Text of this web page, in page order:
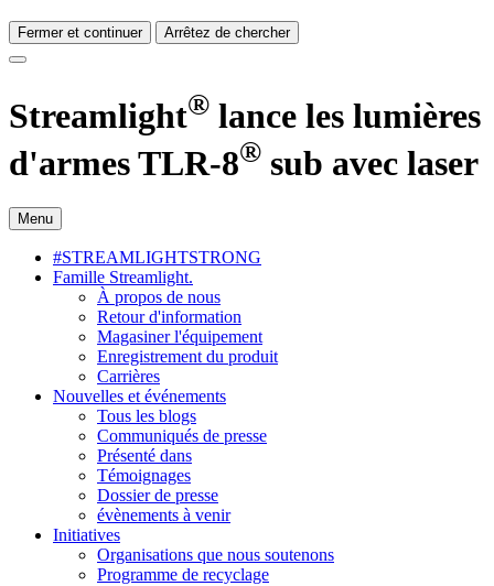
Fermer et continuer Arrêtez de chercher
Streamlight® lance les lumières
d'armes TLR-8® sub avec laser
Menu
#STREAMLIGHTSTRONG
Famille Streamlight.
À propos de nous
Retour d'information
Magasiner l'équipement
Enregistrement du produit
Carrières
Nouvelles et événements
Tous les blogs
Communiqués de presse
Présenté dans
Témoignages
Dossier de presse
évènements à venir
Initiatives
Organisations que nous soutenons
Programme de recyclage